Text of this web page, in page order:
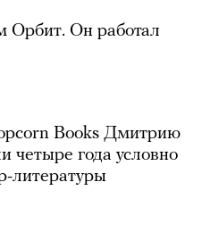
Орбит. Он работал
Books Дмитрию
четыре года условно
литературы